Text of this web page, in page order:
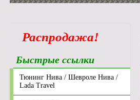
Распродажа!
Быстрые ссылки
Тюнинг Нива / Шевроле Нива /
Lada Travel